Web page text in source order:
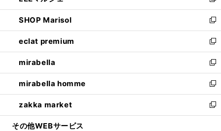
開
く
ウ
で
開
く
ン
ド
ウ
で
開
く
ウ
ィ
ン
ド
ウ
で
開
く
し
い
ウ
ィ
ン
ド
ウ
で
開
く
SHOP Marisol
新
し
い
ウ
ィ
ン
ド
ウ
で
開
eclat premium
新
し
い
ウ
ィ
ン
ド
ウ
mirabella
新
し
い
ウ
ィ
ン
mirabella homme
新
し
い
ウ
zakka market
新
し
その他WEBサービス